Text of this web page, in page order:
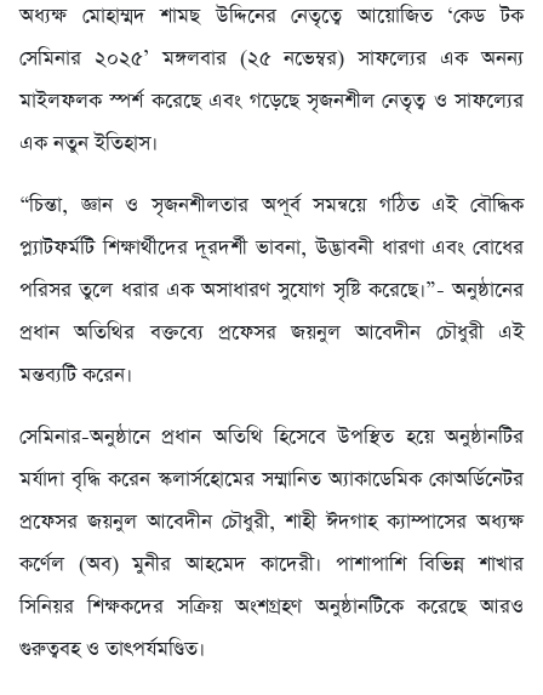
অধ্যক্ষ মোহাম্মদ শামছ উদ্দিনের নেতৃত্বে আয়োজিত ‘কেড টক
সেমিনার ২০২৫’ মঙ্গলবার (২৫ নভেম্বর) সাফল্যের এক অনন্য
মাইলফলক স্পর্শ করেছে এবং গড়েছে সৃজনশীল নেতৃত্ব ও সাফল্যের
এক নতুন ইতিহাস।
“চিন্তা, জ্ঞান ও সৃজনশীলতার অপূর্ব সমন্বয়ে গঠিত এই বৌদ্ধিক
প্ল্যাটফর্মটি শিক্ষার্থীদের দূরদর্শী ভাবনা, উদ্ভাবনী ধারণা এবং বোধের
পরিসর তুলে ধরার এক অসাধারণ সুযোগ সৃষ্টি করেছে।”- অনুষ্ঠানের
প্রধান অতিথির বক্তব্যে প্রফেসর জয়নুল আবেদীন চৌধুরী এই
মন্তব্যটি করেন।
সেমিনার-অনুষ্ঠানে প্রধান অতিথি হিসেবে উপস্থিত হয়ে অনুষ্ঠানটির
মর্যাদা বৃদ্ধি করেন স্কলার্সহোমের সম্মানিত অ্যাকাডেমিক কোঅর্ডিনেটর
প্রফেসর জয়নুল আবেদীন চৌধুরী, শাহী ঈদগাহ ক্যাম্পাসের অধ্যক্ষ
কর্ণেল (অব) মুনীর আহমেদ কাদেরী। পাশাপাশি বিভিন্ন শাখার
সিনিয়র শিক্ষকদের সক্রিয় অংশগ্রহণ অনুষ্ঠানটিকে করেছে আরও
গুরুত্ববহ ও তাৎপর্যমণ্ডিত।